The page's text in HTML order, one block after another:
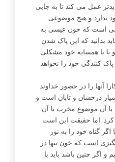
عمل می کند تا به جایی
ندارد و هیچ موضوعی
است که خون عیسی به
بدانید که این پاک شدن
یا با همسایه خود مشکلی
کنندگی خود را نخواهد
آنها را در حضور خداوند
درخشان و تابان است و
یا آن موضوع مخرب یا آن
کرد. اما حقیقت این است
گناه خود را به نور
است که خون تنها در
اگر چنین باشد باید با